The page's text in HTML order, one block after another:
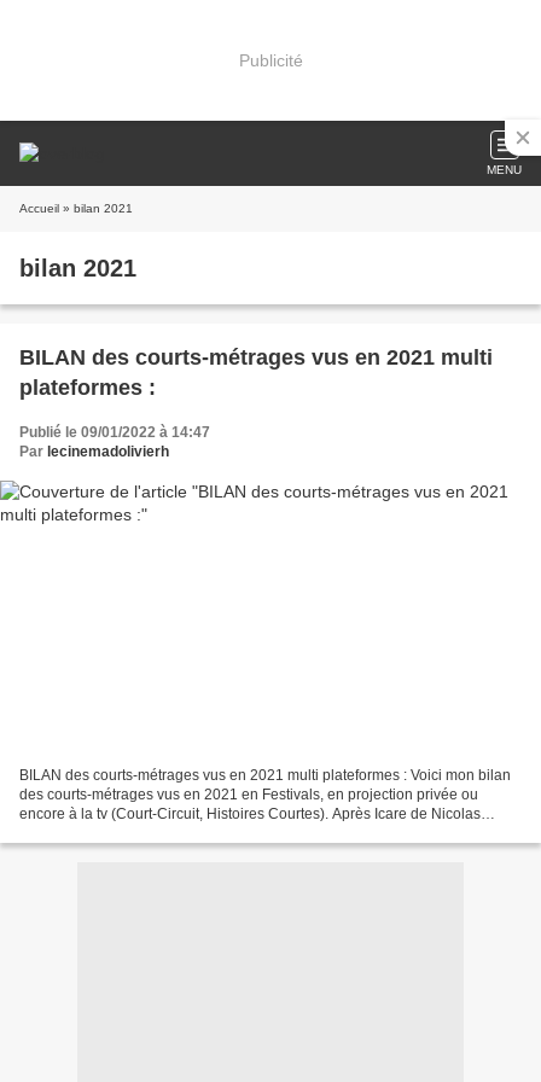
Publicité
MENU
Accueil » bilan 2021
bilan 2021
BILAN des courts-métrages vus en 2021 multi
plateformes :
Publié le 09/01/2022 à 14:47
Par lecinemadolivierh
BILAN des courts-métrages vus en 2021 multi plateformes : Voici mon bilan
des courts-métrages vus en 2021 en Festivals, en projection privée ou
encore à la tv (Court-Circuit, Histoires Courtes). Après Icare de Nicolas